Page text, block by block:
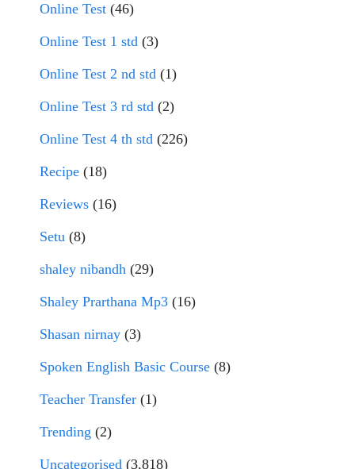
Online Test (46)
Online Test 1 std (3)
Online Test 2 nd std (1)
Online Test 3 rd std (2)
Online Test 4 th std (226)
Recipe (18)
Reviews (16)
Setu (8)
shaley nibandh (29)
Shaley Prarthana Mp3 (16)
Shasan nirnay (3)
Spoken English Basic Course (8)
Teacher Transfer (1)
Trending (2)
Uncategorised (3,818)